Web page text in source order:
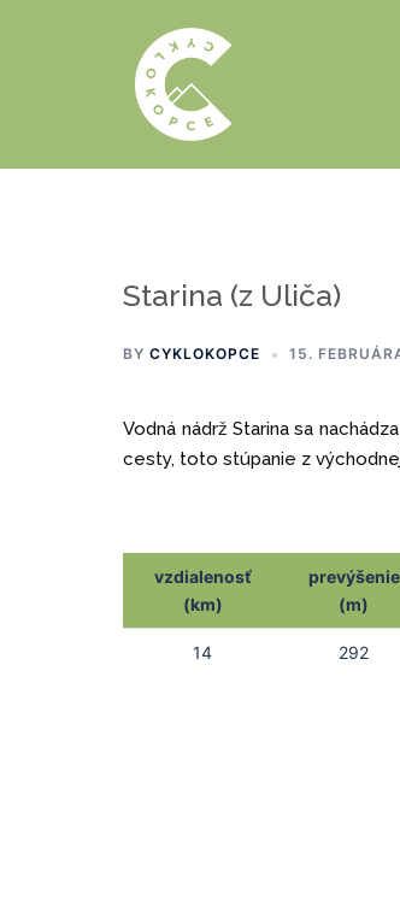
Starina (z Uliča)
BY CYKLOKOPCE 15.
Vodná nádrž Starina sa
cesty, toto stúpanie z
vzdialenosť
(km)
prevýšenie
(m)
14 292